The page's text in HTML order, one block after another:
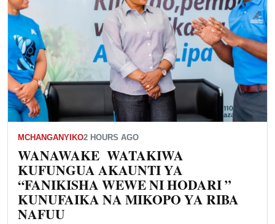
MCHANGANYIKO2 HOURS AGO
WANAWAKE WATAKIWA
KUFUNGUA AKAUNTI YA
“FANIKISHA WEWE NI HODARI ”
KUNUFAIKA NA MIKOPO YA RIBA
NAFUU